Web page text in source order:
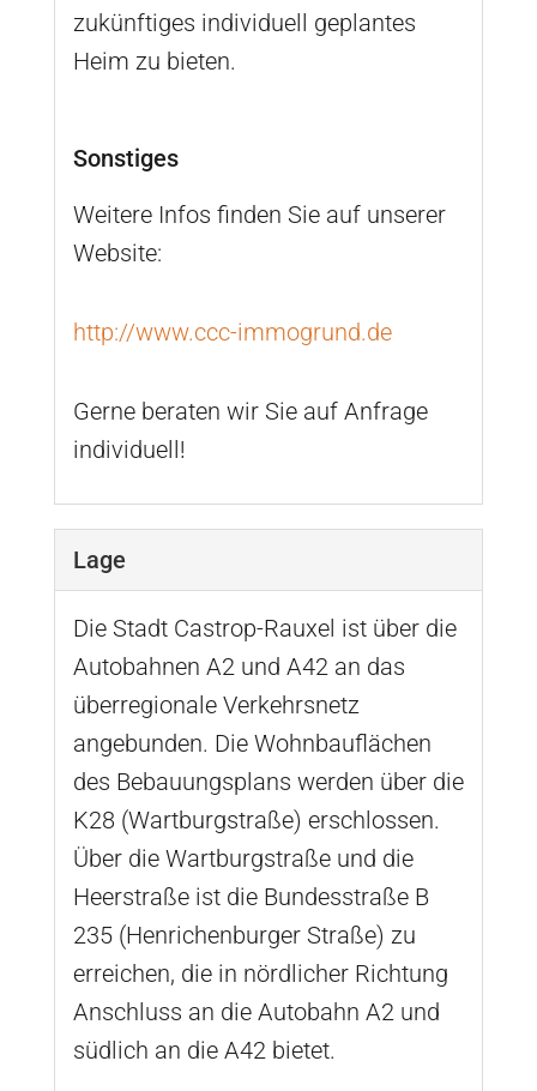
zukünftiges individuell geplantes
Heim zu bieten.
Sonstiges
Weitere Infos finden Sie auf unserer
Website:
http://www.ccc-immogrund.de
Gerne beraten wir Sie auf Anfrage
individuell!
Lage
Die Stadt Castrop-Rauxel ist über die
Autobahnen A2 und A42 an das
überregionale Verkehrsnetz
angebunden. Die Wohnbauflächen
des Bebauungsplans werden über die
K28 (Wartburgstraße) erschlossen.
Über die Wartburgstraße und die
Heerstraße ist die Bundesstraße B
235 (Henrichenburger Straße) zu
erreichen, die in nördlicher Richtung
Anschluss an die Autobahn A2 und
südlich an die A42 bietet.